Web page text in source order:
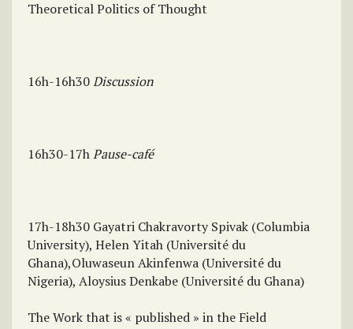
Theoretical Politics of Thought
16h-16h30Discussion
16h30-17hPause-café
17h-18h30 Gayatri Chakravorty Spivak (Columbia
University), Helen Yitah (Université du
Ghana),Oluwaseun Akinfenwa (Université du
Nigeria), Aloysius Denkabe (Université du Ghana)
The Work that is « published » in the Field